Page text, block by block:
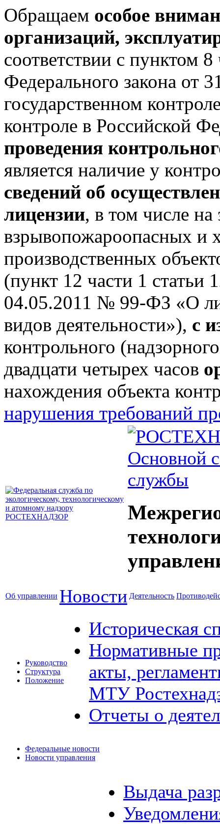
Обращаем особое
организаций,
соответствии с пунктом 8
Федерального закона
государственном
контроле в Российской
проведения
является наличие у
сведений об
лицензии, в том числе
взрывопожароопасных и
производственных
(пункт 12 части 1 статьи
04.05.2011 № 99-ФЗ «О
видов деятельности»), с
контрольного
двадцати четырех часов
нахождения объекта
нарушения требований
Основной
службы
Об управлении Новости Деятельность
Руководство
Структура
Положение
Историческая
Нормативные
акты,
МТУ
Отчеты о
Федеральные новости
Новости управления
Выдача